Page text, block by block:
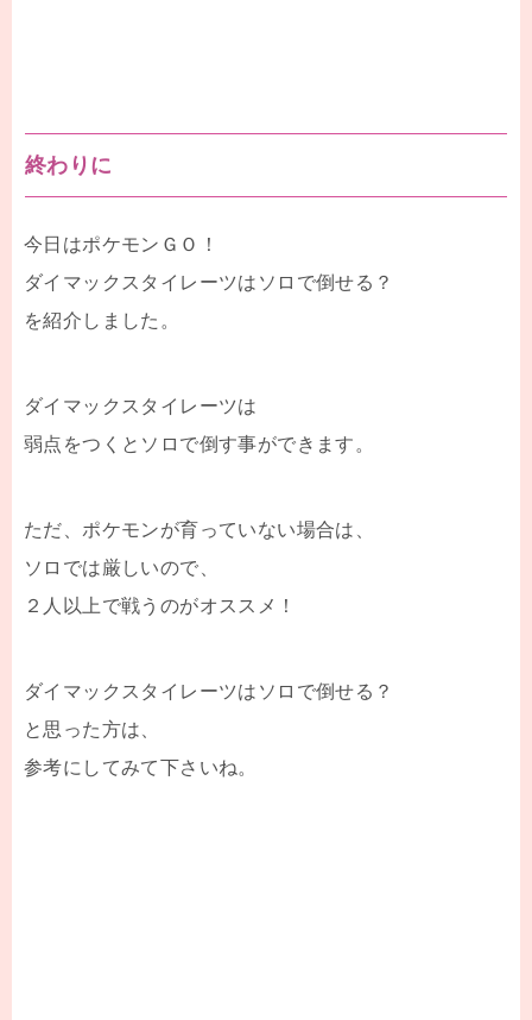
終わりに
今日はポケモンＧＯ！
ダイマックスタイレーツはソロで倒せる？
を紹介しました。
ダイマックスタイレーツは
弱点をつくとソロで倒す事ができます。
ただ、ポケモンが育っていない場合は、
ソロでは厳しいので、
２人以上で戦うのがオススメ！
ダイマックスタイレーツはソロで倒せる？
と思った方は、
参考にしてみて下さいね。